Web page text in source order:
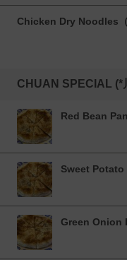
Chicken Dry Noodles（
CHUAN SPECIAL (*
Red Bean
Sweet Potato
Green Onion